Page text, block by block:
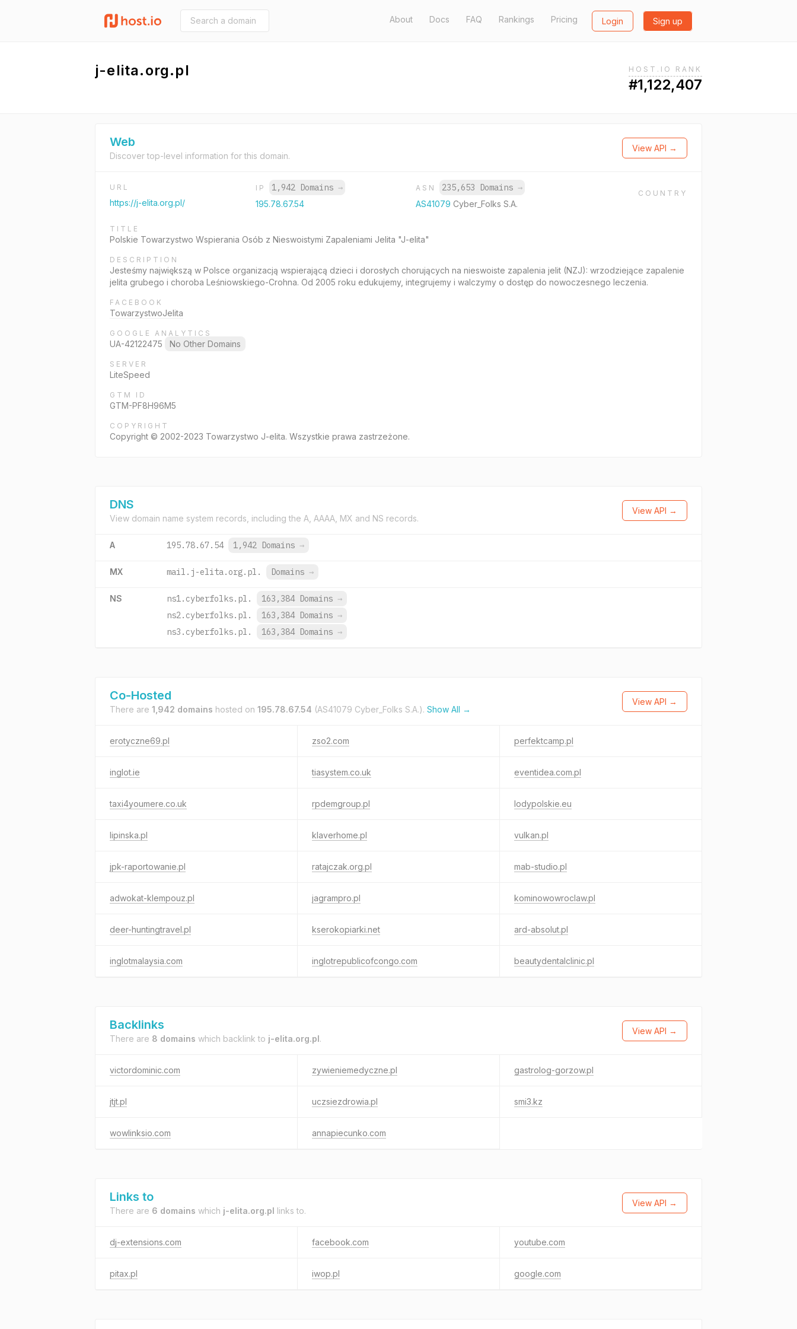
About Docs FAQ Rankings Pricing Login Sign up
j-elita.org.pl HOST.IO RANK
#1,122,407
Web
Discover top-level information for this domain.
View API →
URL
https://j-elita.org.pl/
IP 1,942 Domains →
195.78.67.54
ASN 235,653 Domains →
AS41079 Cyber_Folks S.A.
COUNTRY
TITLE
Polskie Towarzystwo Wspierania Osób z Nieswoistymi Zapaleniami Jelita "J-elita"
DESCRIPTION
Jesteśmy największą w Polsce organizacją wspierającą dzieci i dorosłych chorujących na nieswoiste zapalenia jelit (NZJ): wrzodziejące zapalenie
jelita grubego i choroba Leśniowskiego-Crohna. Od 2005 roku edukujemy, integrujemy i walczymy o dostęp do nowoczesnego leczenia.
FACEBOOK
TowarzystwoJelita
GOOGLE ANALYTICS
UA-42122475 No Other Domains
SERVER
LiteSpeed
GTM ID
GTM-PF8H96M5
COPYRIGHT
Copyright © 2002-2023 Towarzystwo J-elita. Wszystkie prawa zastrzeżone.
DNS
View domain name system records, including the A, AAAA, MX and NS records.
View API →
A 195.78.67.54 1,942 Domains →
MX mail.j-elita.org.pl. Domains →
NS ns1.cyberfolks.pl. 163,384 Domains →
ns2.cyberfolks.pl.
163,384 Domains →
ns3.cyberfolks.pl.
163,384 Domains →
Co-Hosted
There are 1,942 domains hosted on 195.78.67.54 (AS41079 Cyber_Folks S.A.). Show All →
View API →
erotyczne69.pl zso2.com perfektcamp.pl
inglot.ie tiasystem.co.uk eventidea.com.pl
taxi4youmere.co.uk rpdemgroup.pl lodypolskie.eu
lipinska.pl klaverhome.pl vulkan.pl
jpk-raportowanie.pl ratajczak.org.pl mab-studio.pl
adwokat-klempouz.pl jagrampro.pl kominowowroclaw.pl
deer-huntingtravel.pl kserokopiarki.net ard-absolut.pl
inglotmalaysia.com inglotrepublicofcongo.com beautydentalclinic.pl
Backlinks
There are 8 domains which backlink to j-elita.org.pl.
View API →
victordominic.com zywieniemedyczne.pl gastrolog-gorzow.pl
jtjt.pl uczsiezdrowia.pl smi3.kz
wowlinksio.com annapiecunko.com
Links to
There are 6 domains which j-elita.org.pl links to.
View API →
dj-extensions.com facebook.com youtube.com
pitax.pl iwop.pl google.com